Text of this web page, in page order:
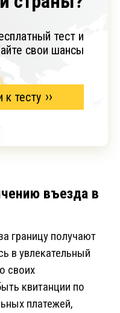
тест и
свои шансы
к тесту
въезда в
границу получают
в увлекательный
своих
квитанции по
платежей,